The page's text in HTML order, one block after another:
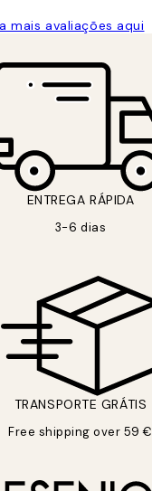
mais avaliações aqui
ENTREGA RÁPIDA
3-6 dias
TRANSPORTE GRÁTIS
Free shipping over 59 €